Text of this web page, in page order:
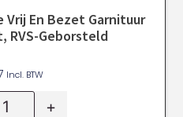
Vrij En Bezet Garnituur
RVS-Geborsteld
Incl. BTW
+